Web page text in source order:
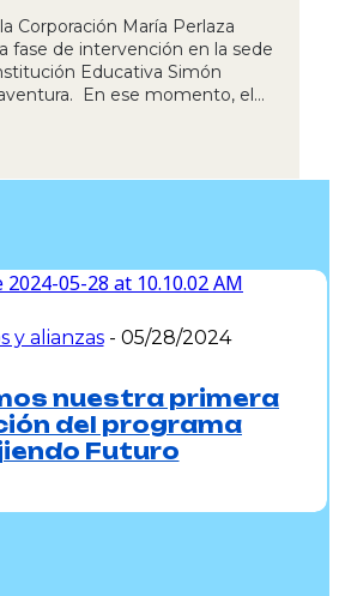
Corporación María Perlaza
fase de intervención en la sede
Educativa Simón
En ese momento, el…
y alianzas- 05/28/2024
nuestra primera
del programa
Futuro